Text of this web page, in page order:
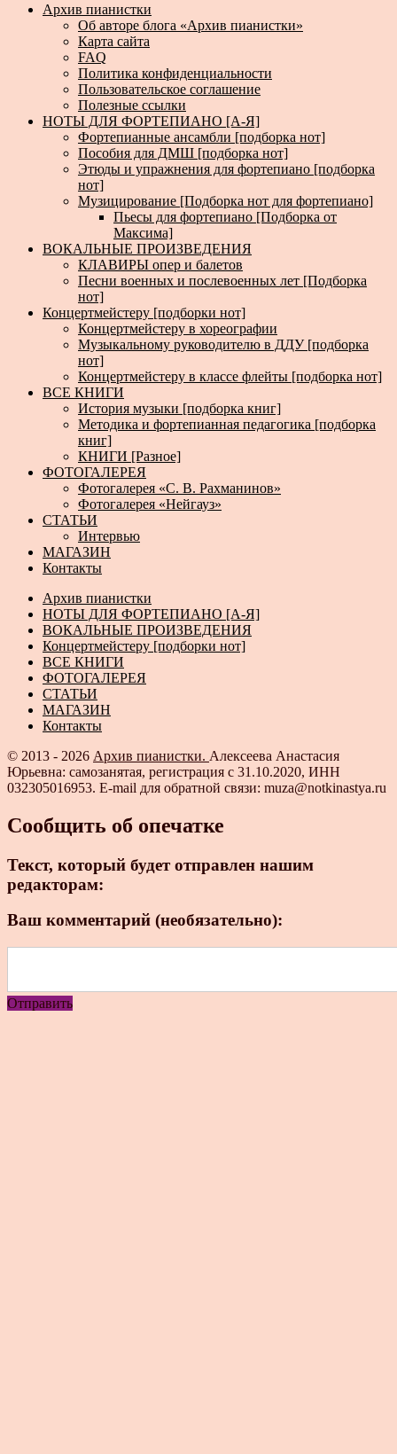
Архив пианистки
Об авторе блога «Архив пианистки»
Карта сайта
FAQ
Политика конфиденциальности
Пользовательское соглашение
Полезные ссылки
НОТЫ ДЛЯ ФОРТЕПИАНО [А-Я]
Фортепианные ансамбли [подборка нот]
Пособия для ДМШ [подборка нот]
Этюды и упражнения для фортепиано [подборка
нот]
Музицирование [Подборка нот для фортепиано]
Пьесы для фортепиано [Подборка от
Максима]
ВОКАЛЬНЫЕ ПРОИЗВЕДЕНИЯ
КЛАВИРЫ опер и балетов
Песни военных и послевоенных лет [Подборка
нот]
Концертмейстеру [подборки нот]
Концертмейстеру в хореографии
Музыкальному руководителю в ДДУ [подборка
нот]
Концертмейстеру в классе флейты [подборка нот]
ВСЕ КНИГИ
История музыки [подборка книг]
Методика и фортепианная педагогика [подборка
книг]
КНИГИ [Разное]
ФОТОГАЛЕРЕЯ
Фотогалерея «С. В. Рахманинов»
Фотогалерея «Нейгауз»
СТАТЬИ
Интервью
МАГАЗИН
Контакты
Архив пианистки
НОТЫ ДЛЯ ФОРТЕПИАНО [А-Я]
ВОКАЛЬНЫЕ ПРОИЗВЕДЕНИЯ
Концертмейстеру [подборки нот]
ВСЕ КНИГИ
ФОТОГАЛЕРЕЯ
СТАТЬИ
МАГАЗИН
Контакты
© 2013 - 2026 Архив пианистки. Алексеева Анастасия
Юрьевна: самозанятая, регистрация с 31.10.2020, ИНН
032305016953. E-mail для обратной связи: muza@notkinastya.ru
Сообщить об опечатке
Текст, который будет отправлен нашим
редакторам:
Ваш комментарий (необязательно):
Отправить